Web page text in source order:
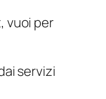
vuoi per
servizi